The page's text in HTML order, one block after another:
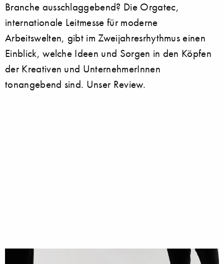
Branche ausschlaggebend? Die Orgatec,
internationale Leitmesse für moderne
Arbeitswelten, gibt im Zweijahresrhythmus einen
Einblick, welche Ideen und Sorgen in den Köpfen
der Kreativen und UnternehmerInnen
tonangebend sind. Unser Review.